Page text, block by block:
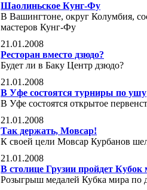
Шаолиньское Кунг-Фу
В Вашингтоне, округ Колумбия,
мастеров Кунг-Фу
21.01.2008
Ресторан вместо дзюдо?
Будет ли в Баку Центр дзюдо?
21.01.2008
В Уфе состоятся турниры по ушу
В Уфе состоятся открытое
21.01.2008
Так держать, Мовсар!
К своей цели Мовсар Курбанов
21.01.2008
В столице Грузии пройдет Кубок
Розыгрыш медалей Кубка мира по